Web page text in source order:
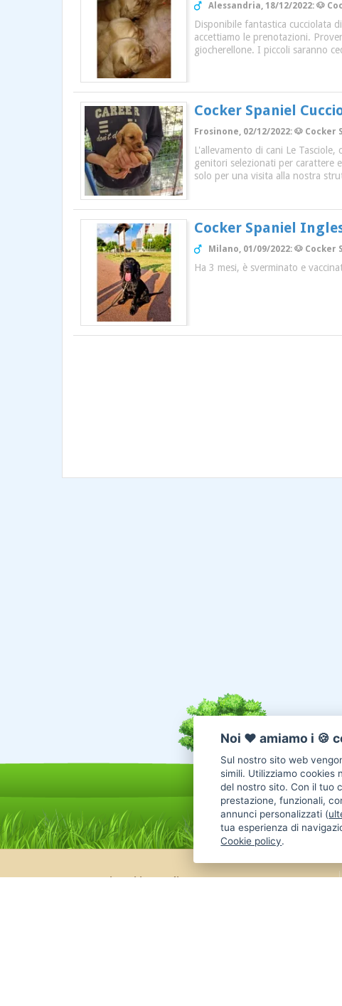
Alessandria, 18/12/2022: 🐶
Disponibile fantastica cucciolata
accettiamo le prenotazioni.
giocherellone. I piccoli saranno
Cocker Spaniel
Frosinone, 02/12/2022: 🐶
L'allevamento di cani Le
genitori selezionati per carattere
solo per una visita alla nostra
Cocker Spaniel
Milano, 01/09/2022: 🐶
Ha 3 mesi, è sverminato e
Annunci Cani in vendita
Noi ♥️ amiamo i 🍪
Sul nostro sito web
simili. Utilizziamo cookies
del nostro sito. Con il tuo
prestazione, funzionali,
annunci personalizzati (
tua esperienza di
Cookie policy.